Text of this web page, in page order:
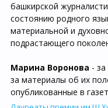
башкирской
состоянию родного
материальной и
подрастающего
Марина Воронова -
за материалы об их
опубликованные в